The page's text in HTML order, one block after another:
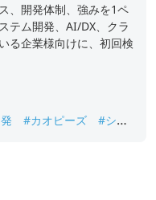
、開発体制、強みを1ペ
テム開発、AI/DX、クラ
る企業様向けに、初回検
#カオピーズ
#シス